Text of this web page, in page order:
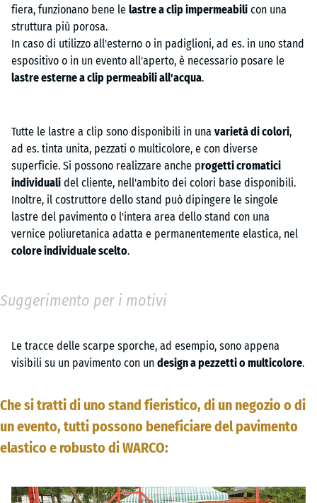
fiera, funzionano bene le lastre a clip impermeabili con una
struttura più porosa.
In caso di utilizzo all'esterno o in padiglioni, ad es. in uno stand
espositivo o in un evento all'aperto, è necessario posare le
lastre esterne a clip permeabili all'acqua.
Tutte le lastre a clip sono disponibili in una varietà di colori,
ad es. tinta unita, pezzati o multicolore, e con diverse
superficie. Si possono realizzare anche progetti cromatici
individuali del cliente, nell'ambito dei colori base disponibili.
Inoltre, il costruttore dello stand può dipingere le singole
lastre del pavimento o l'intera area dello stand con una
vernice poliuretanica adatta e permanentemente elastica, nel
colore individuale scelto.
Suggerimento per i motivi
Le tracce delle scarpe sporche, ad esempio, sono appena
visibili su un pavimento con un design a pezzetti o multicolore.
Che si tratti di uno stand fieristico, di un negozio o di
un evento, tutti possono beneficiare del pavimento
elastico e robusto di WARCO: